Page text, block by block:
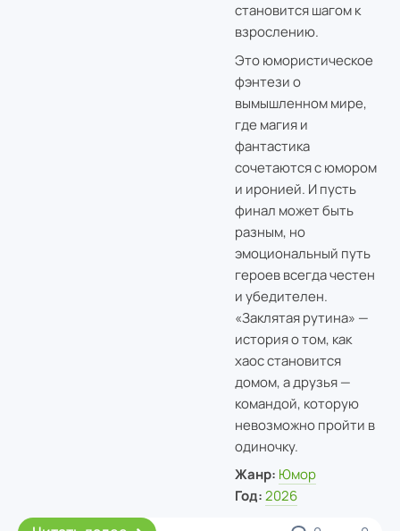
становится шагом к
взрослению.
Это юмористическое
фэнтези о
вымышленном мире,
где магия и
фантастика
сочетаются с юмором
и иронией. И пусть
финал может быть
разным, но
эмоциональный путь
героев всегда честен
и убедителен.
«Заклятая рутина» —
история о том, как
хаос становится
домом, а друзья —
командой, которую
невозможно пройти в
одиночку.
Жанр: Юмор
Год: 2026